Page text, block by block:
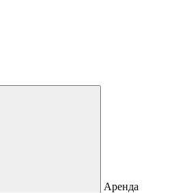
Аренда